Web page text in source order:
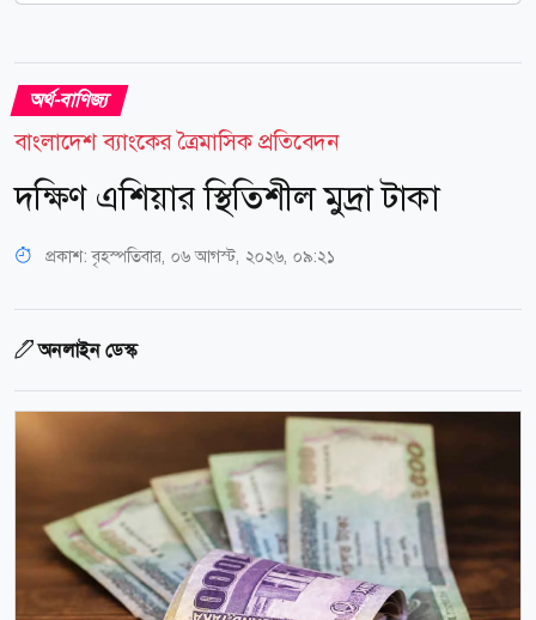
অর্থ-বাণিজ্য
বাংলাদেশ ব্যাংকের ত্রৈমাসিক প্রতিবেদন
দক্ষিণ এশিয়ার স্থিতিশীল মুদ্রা টাকা
প্রকাশ:বৃহস্পতিবার, ০৬ আগস্ট, ২০২৬, ০৯:২১
অনলাইন ডেস্ক